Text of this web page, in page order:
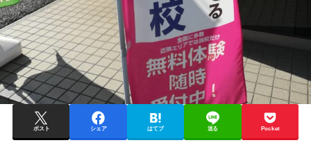
ポスト シェア はてブ 送る Pocket